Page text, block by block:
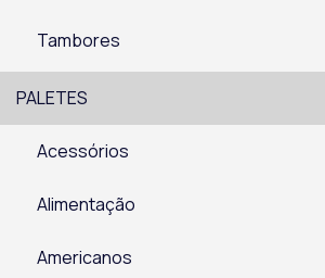
Tambores
PALETES
Acessórios
Alimentação
Americanos